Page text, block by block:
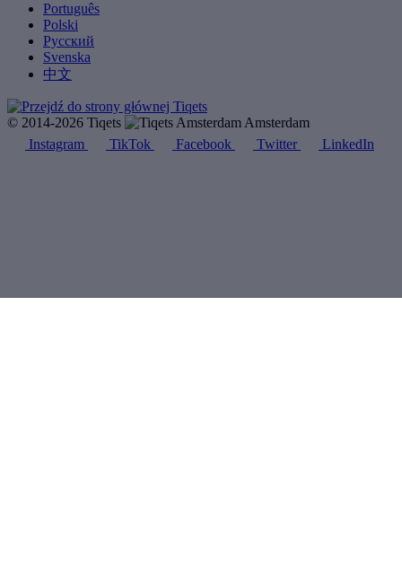
Português
Polski
Русский
Svenska
中文
© 2014-2026 Tiqets
Amsterdam
Instagram
TikTok Facebook Twitter LinkedIn